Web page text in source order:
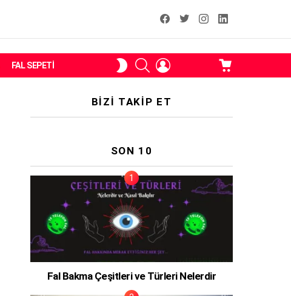
facebook
T instagramLinkedin Fal
FAL SEPETI
SKIN
ANAHTARI
ARAMA
BIZI TAKIP ET
SON 10
Fal Bakma Çeşitleri ve Türleri Nelerdir